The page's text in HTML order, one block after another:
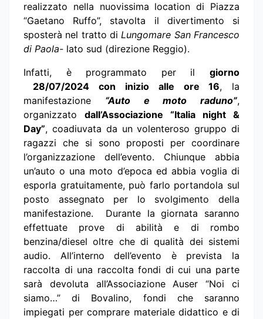
realizzato nella nuovissima location di Piazza
“Gaetano Ruffo”, stavolta il divertimento si
sposterà nel tratto diLungomare San Francesco
di Paola- lato sud (direzione Reggio).
Infatti, è programmato per il giorno
28/07/2024
con inizio alle ore 16, la
manifestazione “Auto e moto raduno”,
organizzato dall’Associazione “Italia night &
Day”, coadiuvata da un volenteroso gruppo di
ragazzi che si sono proposti per coordinare
l’organizzazione dell’evento. Chiunque abbia
un’auto o una moto d’epoca ed abbia voglia di
esporla gratuitamente, può farlo portandola sul
posto assegnato per lo svolgimento della
manifestazione. Durante la giornata saranno
effettuate prove di abilità e di rombo
benzina/diesel oltre che di qualità dei sistemi
audio. All’interno dell’evento è prevista la
raccolta di una raccolta fondi di cui una parte
sarà devoluta all’Associazione Auser “Noi ci
siamo…” di Bovalino, fondi che saranno
impiegati per comprare materiale didattico e di